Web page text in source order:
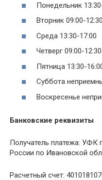
Понедельник
Вторник 09:00-12:30
Среда 13:30-17:00
Четверг 09:00-12:30
Пятница 13:30-
Суббота
Воскресенье
Банковские реквизиты
Получатель платежа:
России по Ивановской
Расчетный счет: